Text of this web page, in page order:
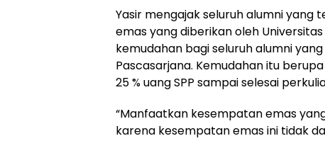
Yasir mengajak seluruh alumni
emas yang diberikan oleh
kemudahan bagi seluruh alumni
Pascasarjana. Kemudahan itu
25 % uang SPP sampai selesai
“Manfaatkan kesempatan emas
karena kesempatan emas ini tidak